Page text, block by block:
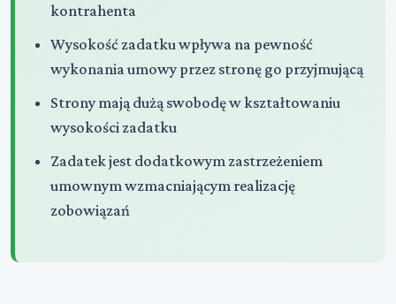
kontrahenta
Wysokość zadatku wpływa na pewność
wykonania umowy przez stronę go przyjmującą
Strony mają dużą swobodę w kształtowaniu
wysokości zadatku
Zadatek jest dodatkowym zastrzeżeniem
umownym wzmacniającym realizację
zobowiązań